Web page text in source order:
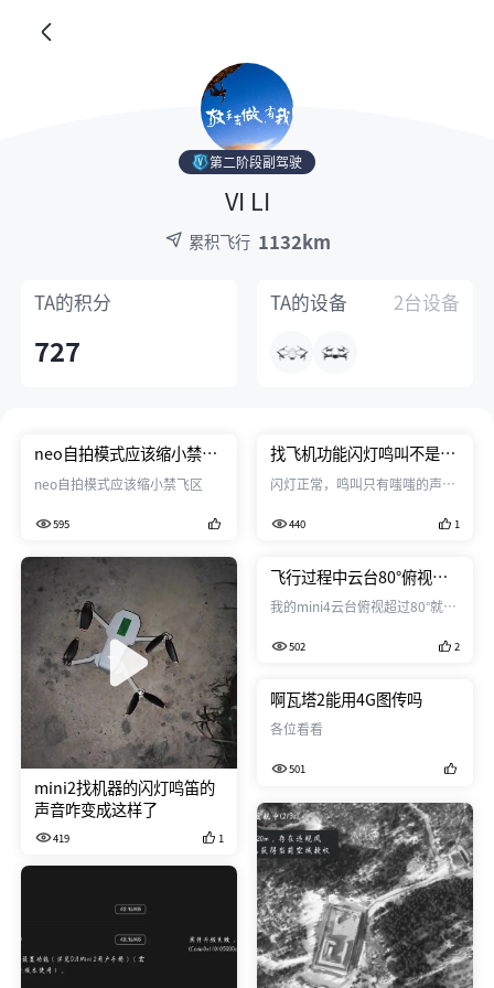
第二阶段副驾驶
VI LI
累积飞行 1132km
TA的积分
727
TA的设备 2台设备
neo自拍模式应该缩小禁飞
neo自拍模式应该缩小禁飞区
595
找飞机功能闪灯鸣叫不是正
常鸣叫的声音
闪灯正常，鸣叫只有嗤嗤的声
怪，不是喇叭问题，开机的音乐
帖子里发的
440 1
mini2找机器的闪灯鸣笛的
声音咋变成这样了
419 1
飞行过程中云台80°俯视就
限速，有同样情况的吗
我的mini4云台俯视超过80°就限
最大只有3米/秒，根本无法完成
而且限速后一点提示都没有，我
果看姿态球一切正常，云台朝前
速度就恢复正常了。希望官方解
502 2
啊瓦塔2能用4G图传吗
各位看看
501